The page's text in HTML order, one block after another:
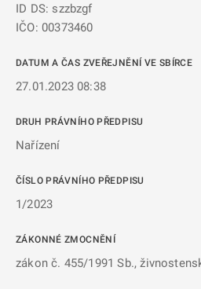
ID DS: szzbzgf
IČO: 00373460
DATUM A ČAS ZVEŘEJNĚNÍ VE SBÍRCE
27.01.2023 08:38
DRUH PRÁVNÍHO PŘEDPISU
Nařízení
ČÍSLO PRÁVNÍHO PŘEDPISU
1/2023
ZÁKONNÉ ZMOCNĚNÍ
zákon č. 455/1991 Sb.,